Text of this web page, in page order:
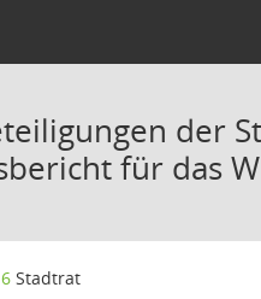
der
für das
Stadtrat